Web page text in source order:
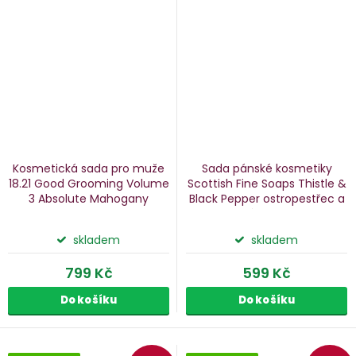
Kosmetická sada pro muže
18.21 Good Grooming Volume
3 Absolute Mahogany
skladem
799 Kč
Do košíku
Sada pánské kosmetiky
Scottish Fine Soaps Thistle &
Black Pepper ostropestřec a
černý pepř, 5 ks
skladem
599 Kč
Do košíku